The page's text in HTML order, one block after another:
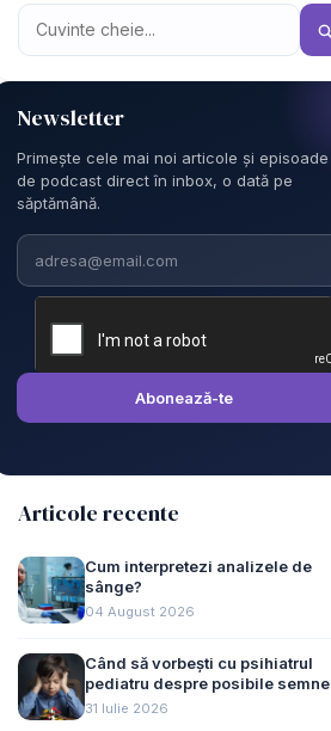
Newsletter
Primește cele mai noi articole și episoade
de podcast direct în inbox, o dată pe
săptămână.
Email
Abonează-te
Articole recente
Cum interpretezi analizele de
sânge?
04 August 2026
Când să vorbești cu psihiatrul
pediatru despre posibile semne
de autism ale copilului tău
31 Iulie 2026